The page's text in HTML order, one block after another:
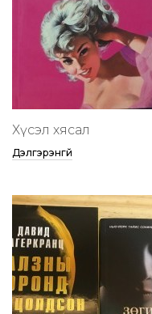
Хүсэл хясал
Дэлгэрэнгүй